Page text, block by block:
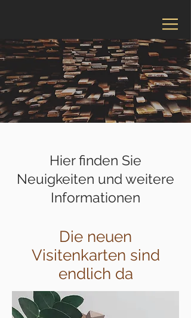
Hier finden Sie
Neuigkeiten und weitere
Informationen
Die neuen
Visitenkarten sind
endlich da